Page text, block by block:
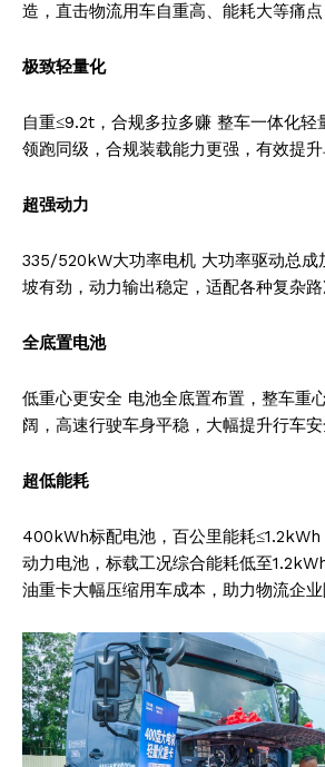
News Week
Magazine
SUBSCRIBE NOW
Company
About
造，直击物流用车自重高、能耗大等痛点
极致轻量化
自重≤9.2t，合规多拉多赚 整车一体化轻
领跑同级，合规装载能力更强，有效提升
超强动力
335/520kW大功率电机 大功率驱动总成
坡有劲，动力输出稳定，适配各种复杂路
全底置电池
低重心更安全 电池全底置布置，整车重
阔，高速行驶车身平稳，大幅提升行车安
超低能耗
400kWh标配电池，百公里能耗
动力电池，标载工况综合能耗低至
油重卡大幅压缩用车成本，助力物流企业